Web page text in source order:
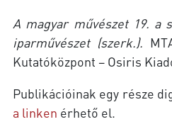
A magyar művészet 19. a
iparművészet(szerk.).
Kutatóközpont – Osiris
Publikációinak egy része
a linken érhető el.